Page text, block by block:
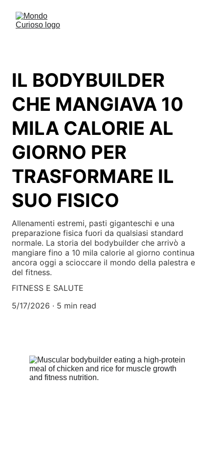
IL BODYBUILDER
CHE MANGIAVA 10
MILA CALORIE AL
GIORNO PER
TRASFORMARE IL
SUO FISICO
Allenamenti estremi, pasti giganteschi e una
preparazione fisica fuori da qualsiasi standard
normale. La storia del bodybuilder che arrivò a
mangiare fino a 10 mila calorie al giorno continua
ancora oggi a scioccare il mondo della palestra e
del fitness.
FITNESS E SALUTE
5/17/2026
5 min read